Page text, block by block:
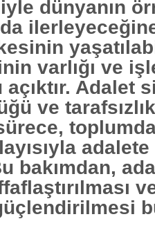
dünyanın
varlığı ve
Adalet
ve
bakımdan,